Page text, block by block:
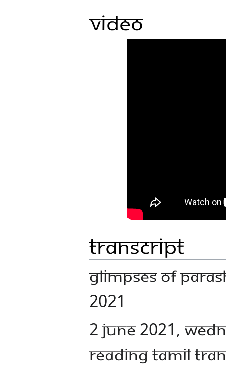
Video
Transcript
GLIMPSES OF
2021
2 JUNE 2021,
READING TAMIL